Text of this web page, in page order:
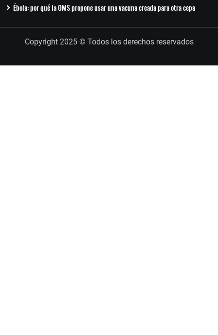
Ébola: por qué la OMS propone usar una vacuna creada para otra cepa
Copyright 2025 © Todos los derechos reservados